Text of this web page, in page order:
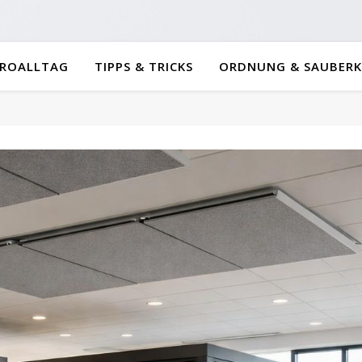
TIPPS & TRICKS ORDNUNG &